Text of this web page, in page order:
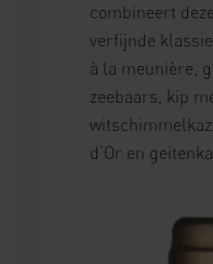
combineert
verfijnde
à la meunière,
zeebaars, kip
d’Or en